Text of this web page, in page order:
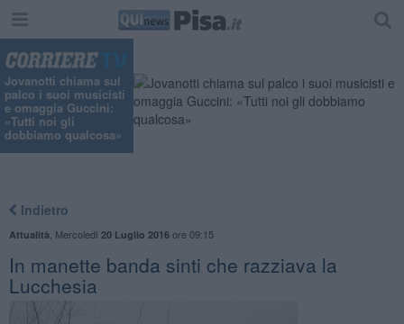
Jovanotti chiama sul
palco i suoi musicisti
e omaggia Guccini:
«Tutti noi gli
dobbiamo qualcosa»
Indietro
Attualità Mercoledì 20 Luglio 2016ore 09:15
In manette banda sinti che razziava la
Lucchesia